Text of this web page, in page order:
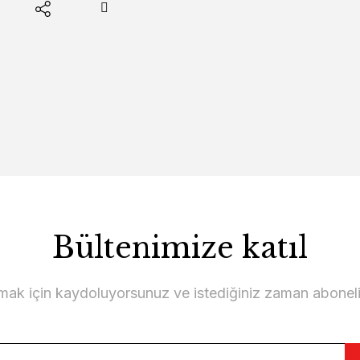
Bültenimize katıl
için kaydoluyorsunuz ve istediğiniz zaman